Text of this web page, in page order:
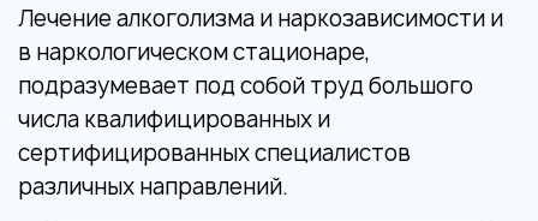
Лечение алкоголизма и наркозависимости и
в наркологическом стационаре,
подразумевает под собой труд большого
числа квалифицированных и
сертифицированных специалистов
различных направлений.